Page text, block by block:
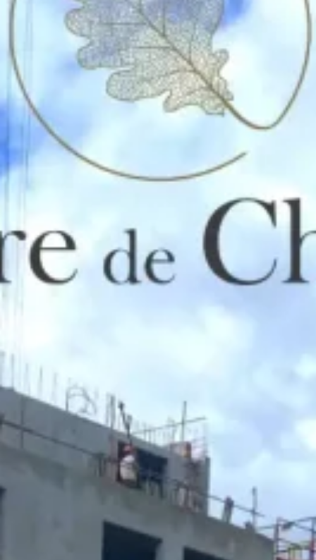
Toute l’équipe d’Auril est à votre disposition pour vous
accompagner tout au long de votre projet immobilier.
41 av. François Mitterrand
38500 VOIRON
+33(0)4.58.09.05.00